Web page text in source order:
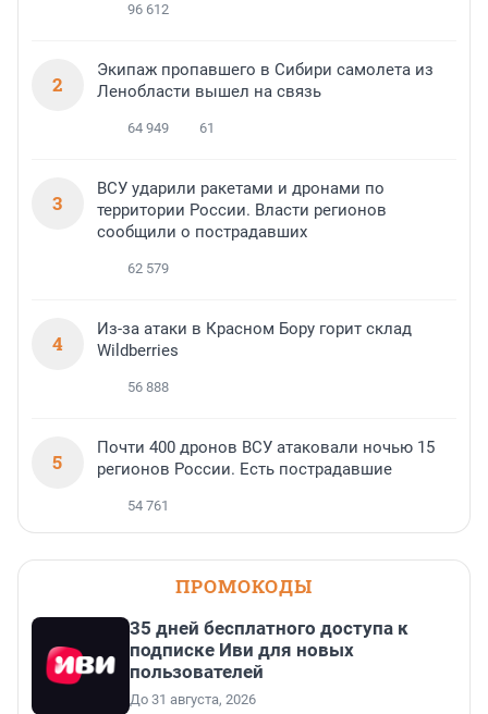
96 612
2
Экипаж пропавшего в Сибири самолета из
Ленобласти вышел на связь
64 949 61
3
ВСУ ударили ракетами и дронами по
территории России. Власти регионов
сообщили о пострадавших
62 579
4
Из-за атаки в Красном Бору горит склад
Wildberries
56 888
5
Почти 400 дронов ВСУ атаковали ночью 15
регионов России. Есть пострадавшие
54 761
ПРОМОКОДЫ
35 дней бесплатного доступа к
подписке Иви для новых
пользователей
До 31 августа, 2026